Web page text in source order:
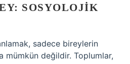
SOSYOLOJIK
sadece bireylerin
mümkün değildir. Toplumlar,